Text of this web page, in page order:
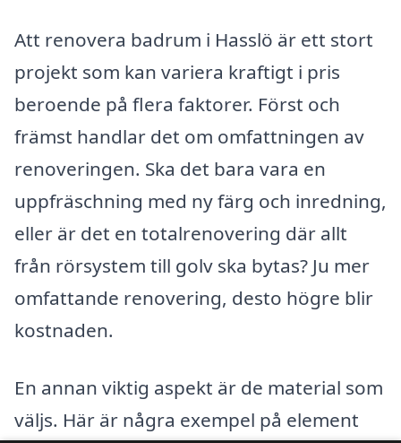
Att renovera badrum i Hasslö är ett stort
projekt som kan variera kraftigt i pris
beroende på flera faktorer. Först och
främst handlar det om omfattningen av
renoveringen. Ska det bara vara en
uppfräschning med ny färg och inredning,
eller är det en totalrenovering där allt
från rörsystem till golv ska bytas? Ju mer
omfattande renovering, desto högre blir
kostnaden.
En annan viktig aspekt är de material som
väljs. Här är några exempel på element